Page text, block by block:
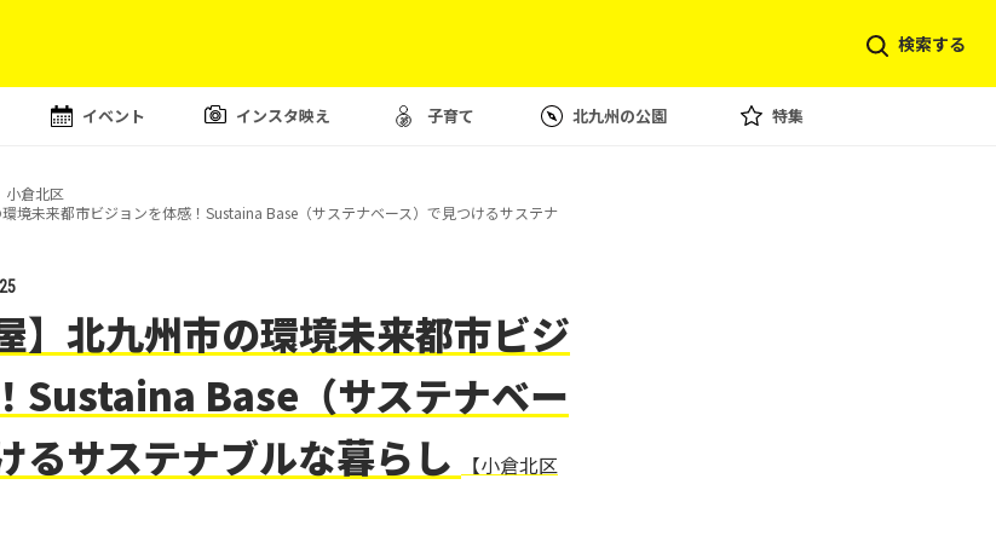
検索する
イベント インスタ映え 子育て 北九州の公園 特集
小倉北区
環境未来都市ビジョンを体感！Sustaina Base（サステナベース）で見つけるサステナ
】北九州市の環境未来都市ビジ
Sustaina Base（サステナベー
るサステナブルな暮らし
【小倉北区